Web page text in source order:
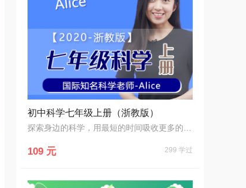
初中科学七年级上册（浙教版）
109 元 299 学过